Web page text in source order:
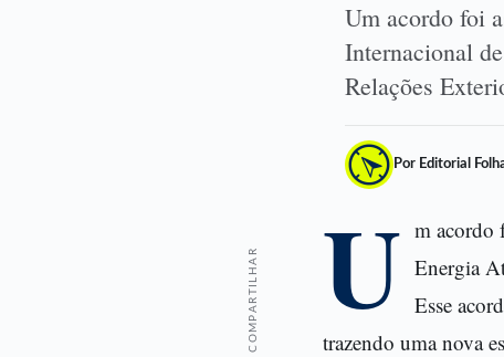
Um acordo foi
Internacional
Relações
Por Editorial
COMPARTILHAR U m acordo
Energia
Esse
trazendo uma nova